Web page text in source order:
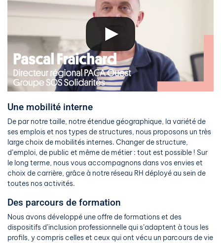
Une mobilité interne
De par notre taille, notre étendue géographique, la variété de
ses emplois et nos types de structures, nous proposons un très
large choix de mobilités internes. Changer de structure,
d’emploi, de public et même de métier : tout est possible ! Sur
le long terme, nous vous accompagnons dans vos envies et
choix de carrière, grâce à notre réseau RH déployé au sein de
toutes nos activités.
Des parcours de formation
Nous avons développé une offre de formations et des
dispositifs d’inclusion professionnelle qui s’adaptent à tous les
profils, y compris celles et ceux qui ont vécu un parcours de vie